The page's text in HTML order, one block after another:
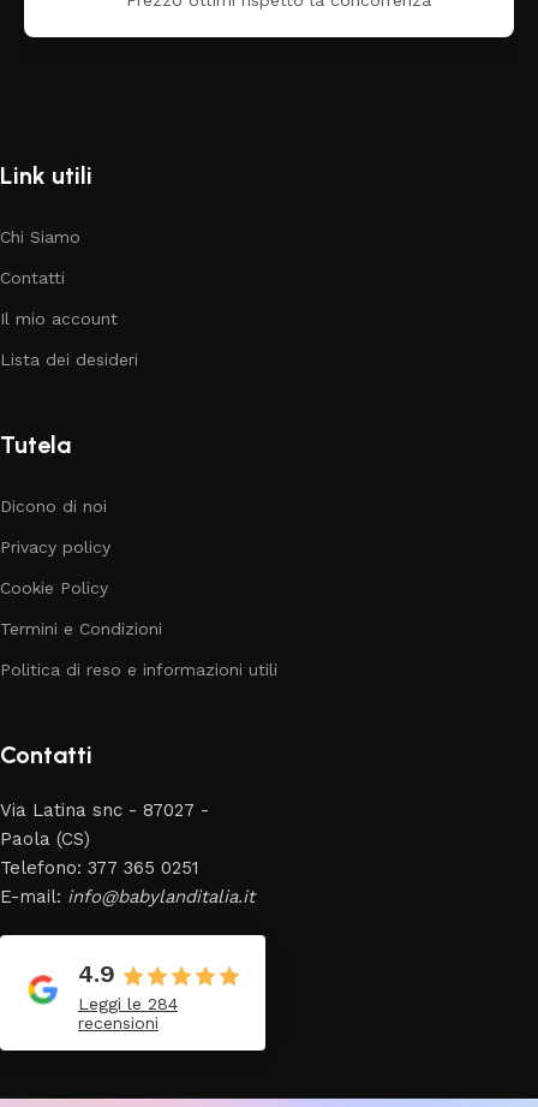
Link utili
Chi Siamo
Contatti
Il mio account
Lista dei desideri
Tutela
Dicono di noi
Privacy policy
Cookie Policy
Termini e Condizioni
Politica di reso e informazioni utili
Contatti
Via Latina snc - 87027 -
Paola (CS)
Telefono: 377 365 0251
E-mail: info@babylanditalia.it
4.9
Leggi le 284
recensioni